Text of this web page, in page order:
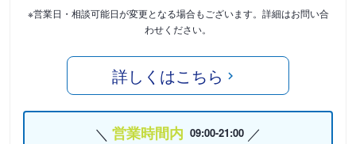
※営業日・相談可能日が変更となる場合もございます。詳細はお問い合
わせください。
詳しくはこちら
営業時間内 09:00-21:00